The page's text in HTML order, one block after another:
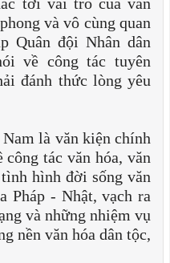
và vô cùng quan
Quân đội Nhân dân
về công tác tuyên
đánh thức lòng yêu
là văn kiện chính
tác văn hóa, văn
hình đời sống văn
Pháp - Nhật, vạch ra
và những nhiệm vụ
nền văn hóa dân tộc,